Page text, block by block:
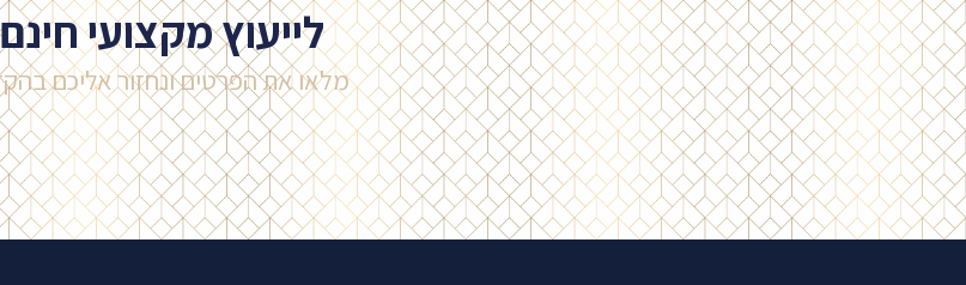
לייעוץ מקצועי חינם
מלאו את הפרטים​ ונחזור אליכם